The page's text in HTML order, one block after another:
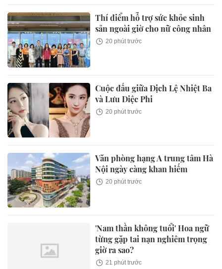
Thí điểm hỗ trợ sức khỏe sinh
sản ngoài giờ cho nữ công nhân
20 phút trước
Cuộc đấu giữa Địch Lệ Nhiệt Ba
và Lưu Diệc Phi
20 phút trước
Văn phòng hạng A trung tâm Hà
Nội ngày càng khan hiếm
20 phút trước
'Nam thần không tuổi' Hoa ngữ
từng gặp tai nạn nghiêm trọng
giờ ra sao?
21 phút trước